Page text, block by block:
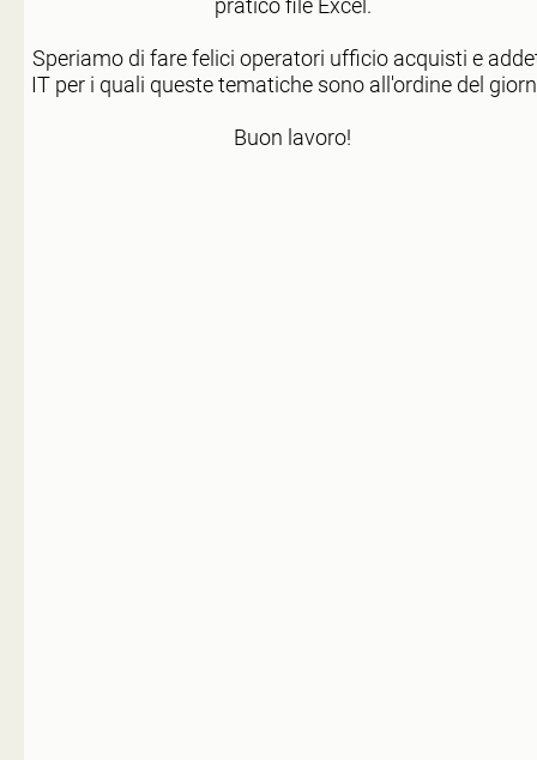
Speriamo di fare felici operatori ufficio acquisti e
IT per i quali queste tematiche sono all'ordine del
Buon lavoro!